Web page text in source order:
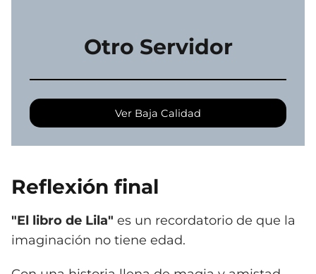
Otro Servidor
Ver Baja Calidad
Reflexión final
"El libro de Lila" es un recordatorio de que la
imaginación no tiene edad.